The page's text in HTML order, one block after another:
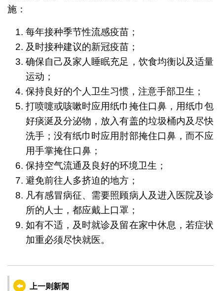
施：
每年接种季节性流感疫苗；
及时接种建议的新冠疫苗；
确保自己及家人睡眠充足，饮食均衡以及适量
运动；
保持良好的个人卫生习惯，注意手部卫生；
打喷嚏或咳嗽时应用纸巾掩住口鼻，用纸巾包
好痰涎及分泌物，放入有盖的垃圾桶内及尽快
洗手；没有纸巾时应用肘部掩住口鼻，而不应
用手掌掩住口鼻；
保持空气流通及良好的环境卫生；
避免前往人多挤迫的地方；
凡有感冒病征、需要照顾病人及进入医院及诊
所的人士，都应戴上口罩；
如有不适，及时就诊及留在家中休息，若症状
加重必须尽快就医。
上一则新闻